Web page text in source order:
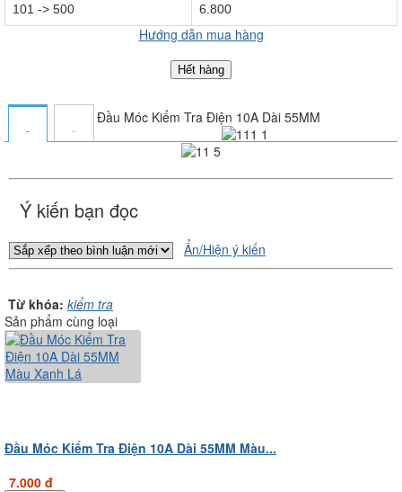
101 -> 500 6.800
Hướng dẫn mua hàng
Hết hàng
Đầu Móc Kiểm Tra Điện 10A Dài 55MM
Ý kiến bạn đọc
Ẩn/Hiện ý kiến
Từ khóa: kiểm tra
Sản phẩm cùng loại
Đầu Móc Kiểm Tra Điện 10A Dài 55MM Màu...
7.000 đ